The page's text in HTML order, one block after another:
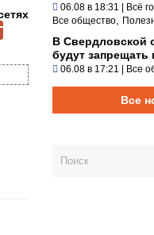
06.08 в 18:31 | Всё
Все общество
В Свердловской
будут запрещать
06.08 в 17:21 | Все
Все